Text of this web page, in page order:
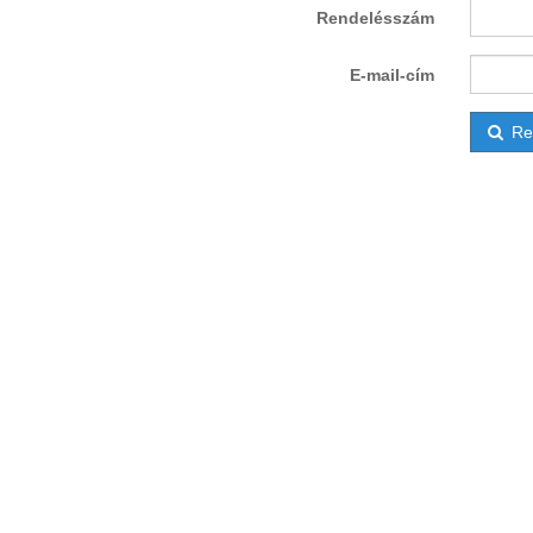
Rendelésszám
E-mail-cím